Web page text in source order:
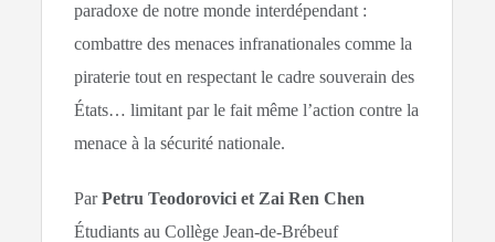
paradoxe de notre monde interdépendant :
combattre des menaces infranationales comme la
piraterie tout en respectant le cadre souverain des
États… limitant par le fait même l’action contre la
menace à la sécurité nationale.
ParPetru Teodorovici et Zai Ren Chen
Étudiants au Collège Jean-de-Brébeuf